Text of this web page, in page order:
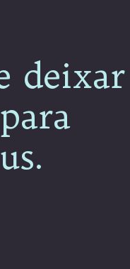
deixar